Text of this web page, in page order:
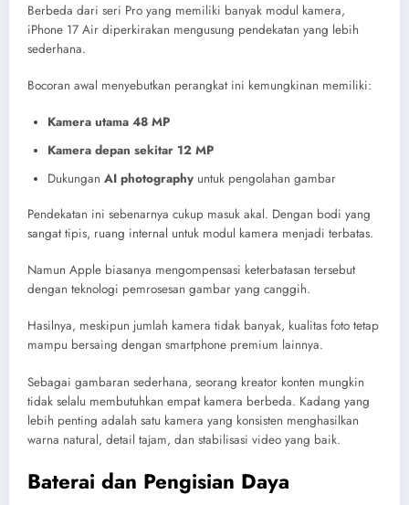
Berbeda dari seri Pro yang memiliki banyak modul kamera,
iPhone 17 Air diperkirakan mengusung pendekatan yang lebih
sederhana.
Bocoran awal menyebutkan perangkat ini kemungkinan memiliki:
Kamera utama 48 MP
Kamera depan sekitar 12 MP
Dukungan AI photography untuk pengolahan gambar
Pendekatan ini sebenarnya cukup masuk akal. Dengan bodi yang
sangat tipis, ruang internal untuk modul kamera menjadi terbatas.
Namun Apple biasanya mengompensasi keterbatasan tersebut
dengan teknologi pemrosesan gambar yang canggih.
Hasilnya, meskipun jumlah kamera tidak banyak, kualitas foto tetap
mampu bersaing dengan smartphone premium lainnya.
Sebagai gambaran sederhana, seorang kreator konten mungkin
tidak selalu membutuhkan empat kamera berbeda. Kadang yang
lebih penting adalah satu kamera yang konsisten menghasilkan
warna natural, detail tajam, dan stabilisasi video yang baik.
Baterai dan Pengisian Daya